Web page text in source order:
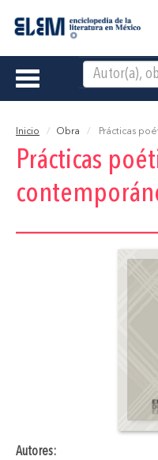
Toggle
Inicio Obra Prácticas
Prácticas
Autores: